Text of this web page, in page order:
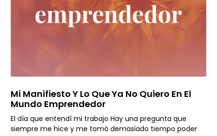
Mi Manifiesto Y Lo Que Ya No Quiero En El
Mundo Emprendedor
El día que entendí mi trabajo Hay una pregunta que
siempre me hice y me tomó demasiado tiempo poder